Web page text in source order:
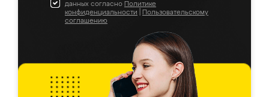
данных согласно Политике
конфиденциальности
Пользовательскому
соглашению